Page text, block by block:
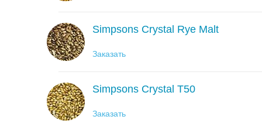
Simpsons Crystal Rye Malt
Заказать
Simpsons Crystal T50
Заказать